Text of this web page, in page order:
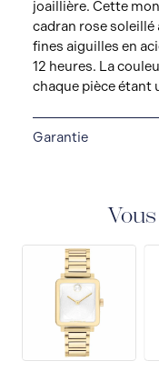
joaillière. Cette
cadran rose soleillé
fines aiguilles en
12 heures. La
chaque pièce étant
Garantie
réparation de tout